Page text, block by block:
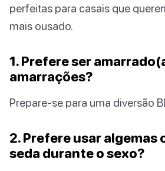
perfeitas para casais que
mais ousado.
1. Prefere ser
amarrações?
Prepare-se para uma diversão
2. Prefere usar algemas
seda durante o sexo?